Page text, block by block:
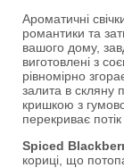
Ароматичні
романтики та
вашого дому,
виготовлені з
рівномірно
залита в скляну
кришкою з
перекриває
Spiced
кориці, що